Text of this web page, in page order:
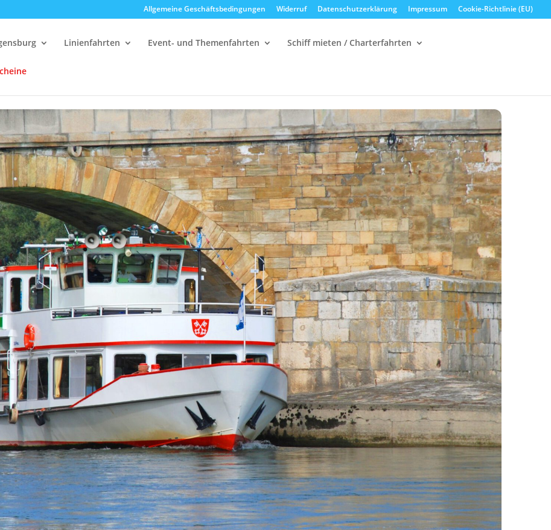
Allgemeine Geschäftsbedingungen Widerruf Datenschutzerklärung Impressum Cookie-Richtlinie (EU)
Linienfahrten Event- und Themenfahrten Schiff mieten / Charterfahrten